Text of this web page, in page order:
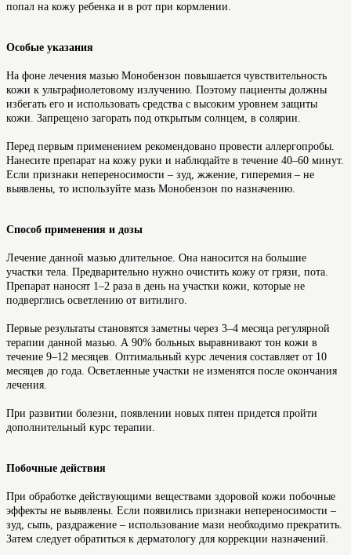
попал на кожу ребенка и в рот при кормлении.
Особые указания
На фоне лечения мазью Монобензон повышается чувствительность
кожи к ультрафиолетовому излучению. Поэтому пациенты должны
избегать его и использовать средства с высоким уровнем защиты
кожи. Запрещено загорать под открытым солнцем, в солярии.
Перед первым применением рекомендовано провести аллергопробы.
Нанесите препарат на кожу руки и наблюдайте в течение 40–60 минут.
Если признаки непереносимости – зуд, жжение, гиперемия – не
выявлены, то используйте мазь Монобензон по назначению.
Способ применения и дозы
Лечение данной мазью длительное. Она наносится на большие
участки тела. Предварительно нужно очистить кожу от грязи, пота.
Препарат наносят 1–2 раза в день на участки кожи, которые не
подверглись осветлению от витилиго.
Первые результаты становятся заметны через 3–4 месяца регулярной
терапии данной мазью. А 90% больных выравнивают тон кожи в
течение 9–12 месяцев. Оптимальный курс лечения составляет от 10
месяцев до года. Осветленные участки не изменятся после окончания
лечения.
При развитии болезни, появлении новых пятен придется пройти
дополнительный курс терапии.
Побочные действия
При обработке действующими веществами здоровой кожи побочные
эффекты не выявлены. Если появились признаки непереносимости –
зуд, сыпь, раздражение – использование мази необходимо прекратить.
Затем следует обратиться к дерматологу для коррекции назначений.